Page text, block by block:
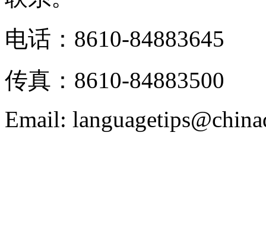
电话：8610-84883645
传真：8610-84883500
Email: